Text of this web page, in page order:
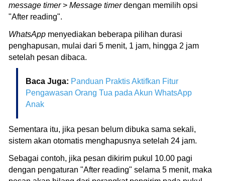
message timer> Message timerdengan memilih opsi
"After reading".
WhatsApp menyediakan beberapa pilihan durasi
penghapusan, mulai dari 5 menit, 1 jam, hingga 2 jam
setelah pesan dibaca.
Baca Juga: Panduan Praktis Aktifkan Fitur
Pengawasan Orang Tua pada Akun WhatsApp
Anak
Sementara itu, jika pesan belum dibuka sama sekali,
sistem akan otomatis menghapusnya setelah 24 jam.
Sebagai contoh, jika pesan dikirim pukul 10.00 pagi
dengan pengaturan "After reading" selama 5 menit, maka